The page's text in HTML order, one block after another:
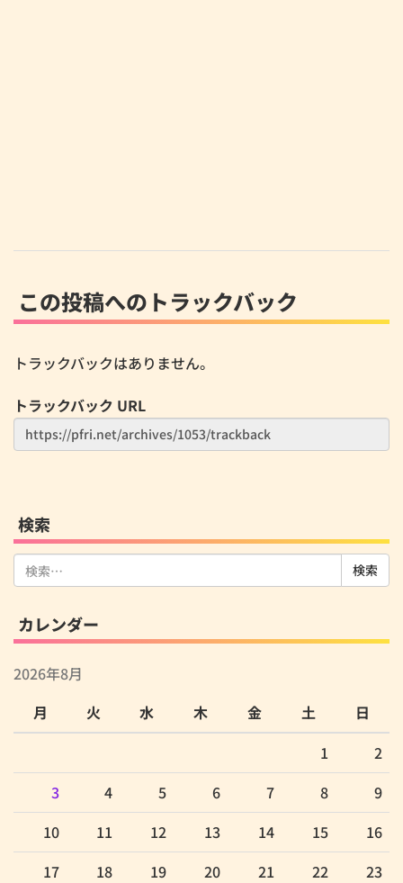
この投稿へのトラックバック
トラックバックはありません。
トラックバック URL
検索
検
索:
カレンダー
2026年8月
月
火 水 木 金 土
日
1
2
3
4 5 6 7 8
9
10
11 12 13 14 15
16
17
18 19 20 21 22
23